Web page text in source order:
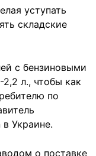
уступать
складские
с бензиновыми
л., чтобы как
по
Украине.
о поставке